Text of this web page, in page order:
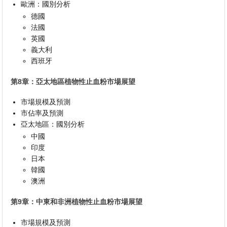
歐洲：國別分析
德國
法國
英國
義大利
西班牙
第8章：亞太地區植物性止血粉市場展望
市場規模及預測
市佔率及預測
亞太地區：國別分析
中國
印度
日本
韓國
澳洲
第9章：中東和非洲植物性止血粉市場展望
市場規模及預測